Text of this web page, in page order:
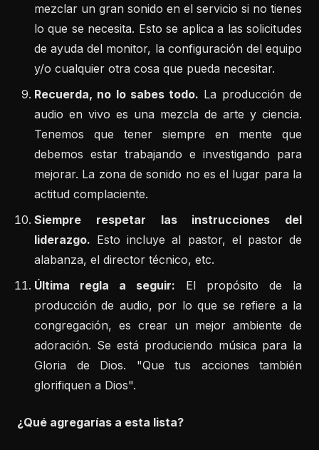
mezclar un gran sonido en el servicio si no tienes
lo que se necesita. Esto se aplica a las solicitudes
de ayuda del monitor, la configuración del equipo
y/o cualquier otra cosa que pueda necesitar.
Recuerda, no lo sabes todo. La producción de
audio en vivo es una mezcla de arte y ciencia.
Tenemos que tener siempre en mente que
debemos estar trabajando e investigando para
mejorar. La zona de sonido no es el lugar para la
actitud complaciente.
Siempre respetar las instrucciones del
liderazgo. Esto incluye al pastor, el pastor de
alabanza, el director técnico, etc.
Última regla a seguir: El propósito de la
producción de audio, por lo que se refiere a la
congregación, es crear un mejor ambiente de
adoración. Se está produciendo música para la
Gloria de Dios. "Que tus acciones también
glorifiquen a Dios".
¿Qué agregarías a esta lista?